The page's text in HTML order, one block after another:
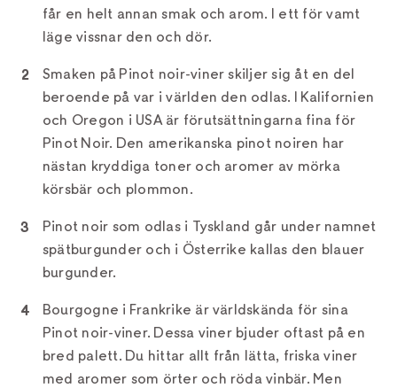
får en helt annan smak och arom. I ett för vamt
läge vissnar den och dör.
Smaken på Pinot noir-viner skiljer sig åt en del
beroende på var i världen den odlas. I Kalifornien
och Oregon i USA är förutsättningarna fina för
Pinot Noir. Den amerikanska pinot noiren har
nästan kryddiga toner och aromer av mörka
körsbär och plommon.
Pinot noir som odlas i Tyskland går under namnet
spätburgunder och i Österrike kallas den blauer
burgunder.
Bourgogne i Frankrike är världskända för sina
Pinot noir-viner. Dessa viner bjuder oftast på en
bred palett. Du hittar allt från lätta, friska viner
med aromer som örter och röda vinbär. Men